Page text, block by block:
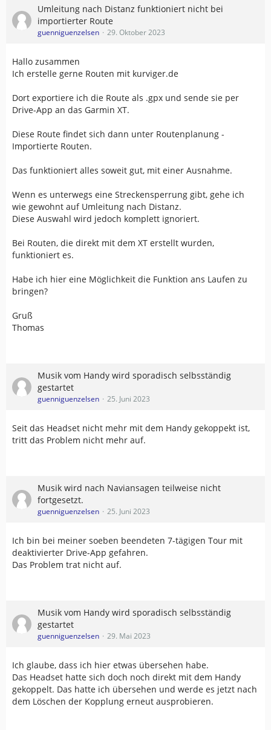
Umleitung nach Distanz funktioniert nicht bei
importierter Route
guenniguenzelsen 29. Oktober 2023
Hallo zusammen
Ich erstelle gerne Routen mit kurviger.de
Dort exportiere ich die Route als .gpx und sende sie per
Drive-App an das Garmin XT.
Diese Route findet sich dann unter Routenplanung -
Importierte Routen.
Das funktioniert alles soweit gut, mit einer Ausnahme.
Wenn es unterwegs eine Streckensperrung gibt, gehe ich
wie gewohnt auf Umleitung nach Distanz.
Diese Auswahl wird jedoch komplett ignoriert.
Bei Routen, die direkt mit dem XT erstellt wurden,
funktioniert es.
Habe ich hier eine Möglichkeit die Funktion ans Laufen zu
bringen?
Gruß
Thomas
Musik vom Handy wird sporadisch selbsständig
gestartet
guenniguenzelsen 25. Juni 2023
Seit das Headset nicht mehr mit dem Handy gekoppekt ist,
tritt das Problem nicht mehr auf.
Musik wird nach Naviansagen teilweise nicht
fortgesetzt.
guenniguenzelsen 25. Juni 2023
Ich bin bei meiner soeben beendeten 7-tägigen Tour mit
deaktivierter Drive-App gefahren.
Das Problem trat nicht auf.
Musik vom Handy wird sporadisch selbsständig
gestartet
guenniguenzelsen 29. Mai 2023
Ich glaube, dass ich hier etwas übersehen habe.
Das Headset hatte sich doch noch direkt mit dem Handy
gekoppelt. Das hatte ich übersehen und werde es jetzt nach
dem Löschen der Kopplung erneut ausprobieren.